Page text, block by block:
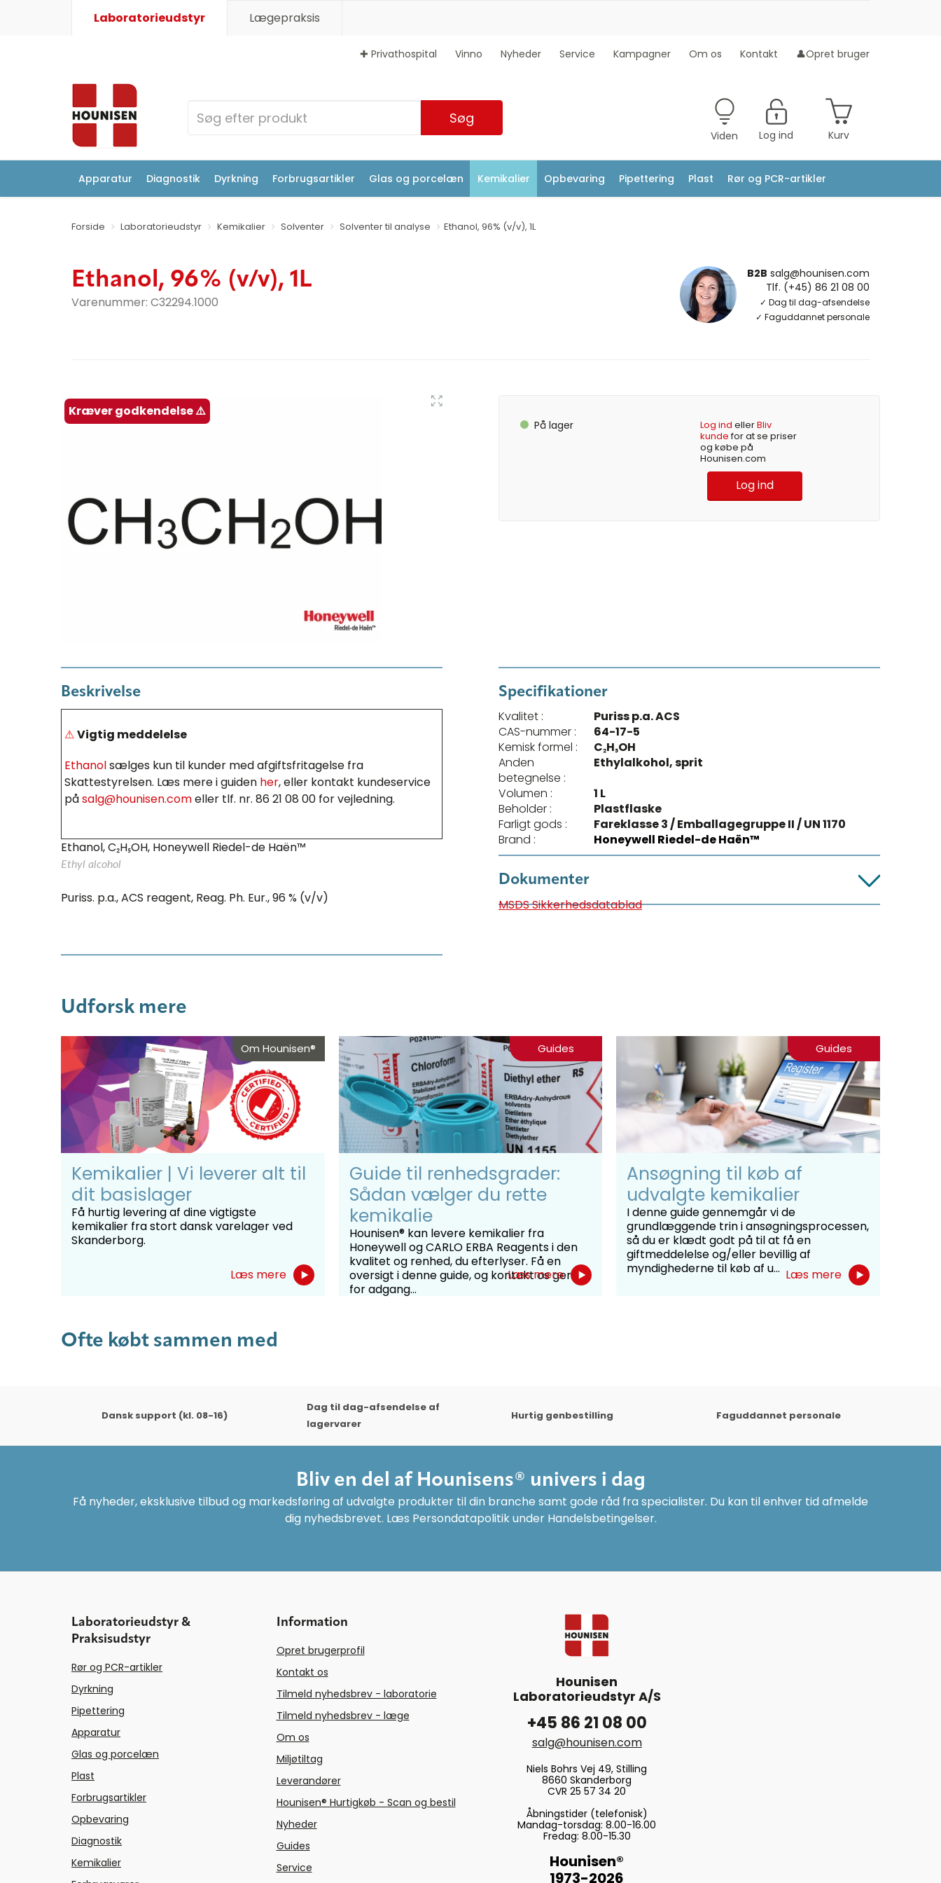
Laboratorieudstyr Lægepraksis
✚ Privathospital Vinno Nyheder Service Kampagner Om os Kontakt 👤Opret bruger
Søg
Viden Log ind Kurv
Apparatur Diagnostik Dyrkning Forbrugsartikler Glas og porcelæn Kemikalier Opbevaring Pipettering Plast Rør og PCR-artikler
Forside Laboratorieudstyr Kemikalier Solventer Solventer til analyse Ethanol, 96% (v/v), 1L
Ethanol, 96% (v/v), 1L
Varenummer: C32294.1000
B2B salg@hounisen.com
Tlf. (+45) 86 21 08 00
✓ Dag til dag-afsendelse
✓ Faguddannet personale
Kræver godkendelse ⚠️
På lager Log ind ellerBliv
kundefor at se priser
og købe på
Hounisen.com
Log ind
Beskrivelse
⚠Vigtig meddelelse
Ethanolsælges kun til kunder med afgiftsfritagelse fra
Skattestyrelsen. Læs mere i guiden her, eller kontakt kundeservice
påsalg@hounisen.comeller tlf. nr. 86 21 08 00 for vejledning.
Ethanol, C₂H₅OH, Honeywell Riedel-de Haën™
Ethyl alcohol
Puriss. p.a., ACS reagent, Reag. Ph. Eur., 96 % (v/v)
Specifikationer
Kvalitet :
Puriss p.a. ACS
CAS-nummer :
64-17-5
Kemisk formel :
C₂H₅OH
Anden
betegnelse :
Ethylalkohol, sprit
Volumen :
1 L
Beholder :
Plastflaske
Farligt gods :
Fareklasse 3 / Emballagegruppe II / UN 1170
Brand :
Honeywell Riedel-de Haën™
Dokumenter
MSDS Sikkerhedsdatablad
Udforsk mere
Om Hounisen®
Kemikalier | Vi leverer alt til
dit basislager
Få hurtig levering af dine vigtigste
kemikalier fra stort dansk varelager ved
Skanderborg.
Læs mere
Guides
Guide til renhedsgrader:
Sådan vælger du rette
kemikalie
Hounisen® kan levere kemikalier fra
Honeywell og CARLO ERBA Reagents i den
kvalitet og renhed, du efterlyser. Få en
oversigt i denne guide, og kontakt os gerne
for adgang...
Læs mere
Guides
Ansøgning til køb af
udvalgte kemikalier
I denne guide gennemgår vi de
grundlæggende trin i ansøgningsprocessen,
så du er klædt godt på til at få en
giftmeddelelse og/eller bevillig af
myndighederne til køb af u... Læs mere
Ofte købt sammen med
Dansk support (kl. 08-16)
Dag til dag-afsendelse af
lagervarer
Hurtig genbestilling Faguddannet personale
Bliv en del af Hounisens® univers i dag
Få nyheder, eksklusive tilbud og markedsføring af udvalgte produkter til din branche samt gode råd fra specialister. Du kan til enhver tid afmelde
dig nyhedsbrevet. Læs Persondatapolitik under Handelsbetingelser.
Laboratorieudstyr &
Praksisudstyr
Rør og PCR-artikler
Dyrkning
Pipettering
Apparatur
Glas og porcelæn
Plast
Forbrugsartikler
Opbevaring
Diagnostik
Kemikalier
Information
Opret brugerprofil
Kontakt os
Tilmeld nyhedsbrev - laboratorie
Tilmeld nyhedsbrev - læge
Om os
Miljøtiltag
Leverandører
Hounisen® Hurtigkøb - Scan og bestil
Nyheder
Guides
Service
Hounisen
Laboratorieudstyr A/S
+45 86 21 08 00
salg@hounisen.com
Niels Bohrs Vej 49, Stilling
8660 Skanderborg
CVR 25 57 34 20
Åbningstider (telefonisk)
Mandag-torsdag: 8.00-16.00
Fredag: 8.00-15.30
Hounisen®
1973-2026